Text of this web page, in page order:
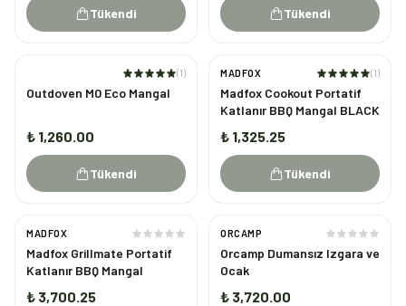
Tükendi Tükendi
(1)
Outdoven M0 Eco Mangal
₺ 1,260.00
Tükendi
TÜKENDI
MADFOX (1)
Madfox Cookout Portatif
Katlanır BBQ Mangal BLACK
₺ 1,325.25
Tükendi
TÜKENDI
MADFOX
Madfox Grillmate Portatif
Katlanır BBQ Mangal
₺ 3,700.25
TÜKENDI
ORCAMP
Orcamp Dumansız Izgara ve
Ocak
₺ 3,720.00